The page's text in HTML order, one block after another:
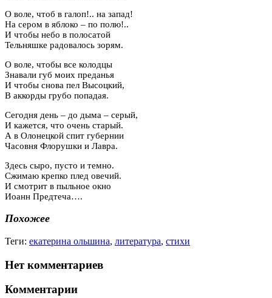
О воле, чтоб в галоп!.. на запад!
На сером в яблоко – по полю!..
И чтобы небо в полосатой
Тельняшке радовалось зорям.
О воле, чтобы все колодцы
Знавали губ моих преданья
И чтобы снова пел Высоцкий,
В аккорды грубо попадая.
Сегодня день – до дыма – серый,
И кажется, что очень старый.
А в Олонецкой спит губернии
Часовня Флорушки и Лавра.
Здесь сыро, пусто и темно.
Сжимаю крепко плед овечий.
И смотрит в пыльное окно
Иоанн Предтеча….
Похожее
Теги: екатерина ольшина, литература, стихи
Нет комментариев
Комментарии